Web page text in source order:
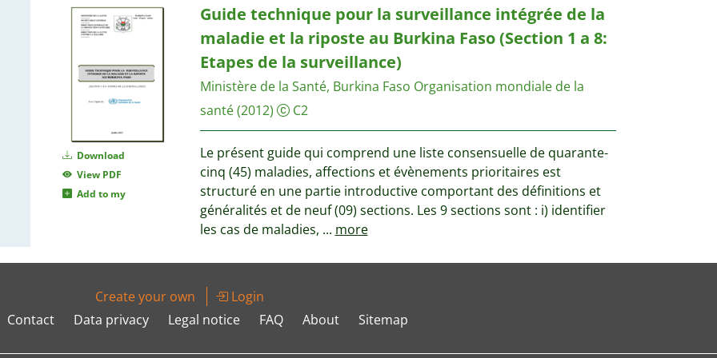
Download
View PDF
Add to my
Guide technique pour la surveillance intégrée de la
maladie et la riposte au Burkina Faso (Section 1 a 8:
Etapes de la surveillance)
Ministère de la Santé, Burkina Faso Organisation mondiale de la
santé (2012) C2
Le présent guide qui comprend une liste consensuelle de quarante-
cinq (45) maladies, affections et évènements prioritaires est
structuré en une partie introductive comportant des définitions et
généralités et de neuf (09) sections. Les 9 sections sont : i) identifier
les cas de maladies, ... more
Create your own
Login
Contact
Data privacy Legal notice FAQ About Sitemap